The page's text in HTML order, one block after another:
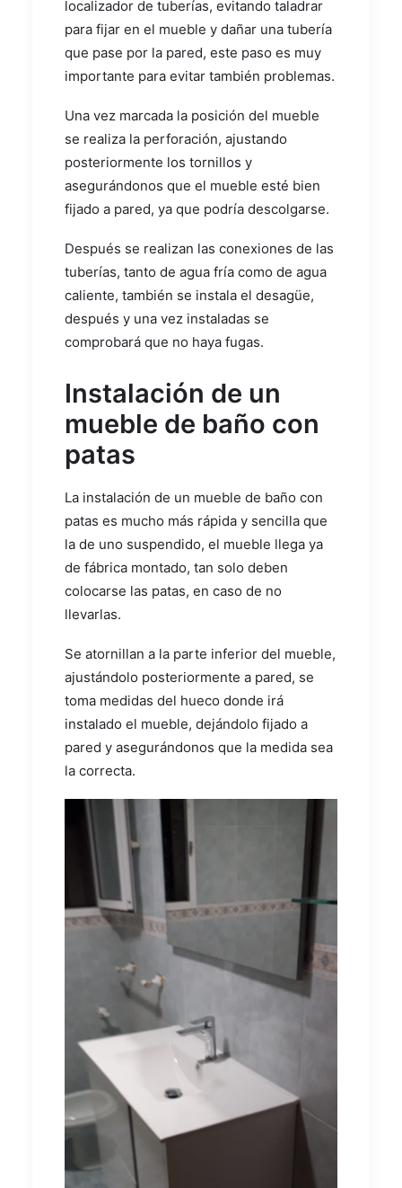
localizador de tuberías, evitando taladrar
para fijar en el mueble y dañar una tubería
que pase por la pared, este paso es muy
importante para evitar también problemas.
Una vez marcada la posición del mueble
se realiza la perforación, ajustando
posteriormente los tornillos y
asegurándonos que el mueble esté bien
fijado a pared, ya que podría descolgarse.
Después se realizan las conexiones de las
tuberías, tanto de agua fría como de agua
caliente, también se instala el desagüe,
después y una vez instaladas se
comprobará que no haya fugas.
Instalación de un
mueble de baño con
patas
La instalación de un mueble de baño con
patas es mucho más rápida y sencilla que
la de uno suspendido, el mueble llega ya
de fábrica montado, tan solo deben
colocarse las patas, en caso de no
llevarlas.
Se atornillan a la parte inferior del mueble,
ajustándolo posteriormente a pared, se
toma medidas del hueco donde irá
instalado el mueble, dejándolo fijado a
pared y asegurándonos que la medida sea
la correcta.